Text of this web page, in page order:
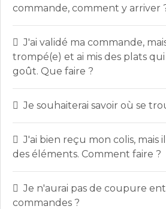
commande, comment y arriver
J'ai validé ma commande,
trompé(e) et ai mis des plats
goût. Que faire ?
Je souhaiterai savoir où se
J'ai bien reçu mon colis, mais
des éléments. Comment faire ?
Je n'aurai pas de coupure
commandes ?